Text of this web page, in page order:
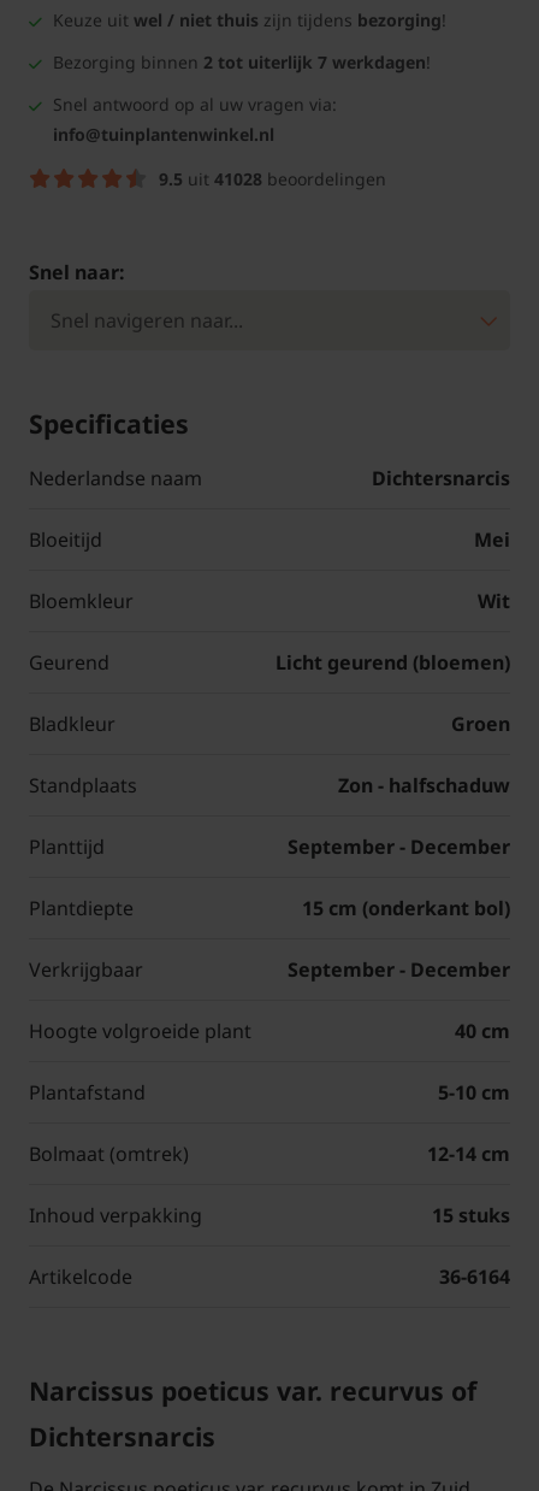
Keuze uit wel / niet thuis zijn tijdens bezorging!
Bezorging binnen 2 tot uiterlijk 7 werkdagen!
Snel antwoord op al uw vragen via:
info@tuinplantenwinkel.nl
9.5 uit 41028 beoordelingen
Snel naar:
Specificaties
Nederlandse naam Dichtersnarcis
Bloeitijd Mei
Bloemkleur Wit
Geurend Licht geurend (bloemen)
Bladkleur Groen
Standplaats Zon - halfschaduw
Planttijd September - December
Plantdiepte 15 cm (onderkant bol)
Verkrijgbaar September - December
Hoogte volgroeide plant 40 cm
Plantafstand 5-10 cm
Bolmaat (omtrek) 12-14 cm
Inhoud verpakking 15 stuks
Artikelcode 36-6164
Narcissus poeticus var. recurvus of
Dichtersnarcis